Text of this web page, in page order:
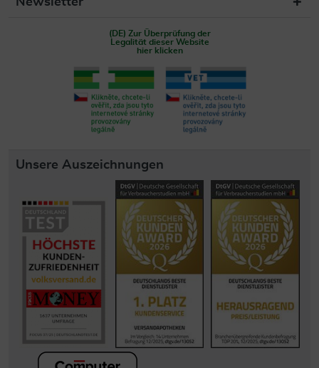
(DE) Zur Überprüfung der
Legalität dieser Website
hier klicken
Unsere Auszeichnungen